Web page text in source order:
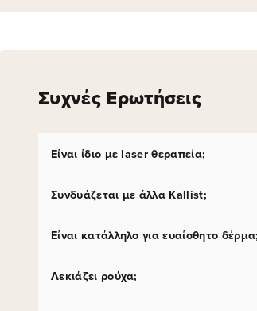
Συχνές Ερωτήσεις
Είναι ίδιο με laser θεραπεία;
Συνδυάζεται με άλλα Kallist;
Είναι κατάλληλο για ευαίσθητο δέρμα;
Λεκιάζει ρούχα;